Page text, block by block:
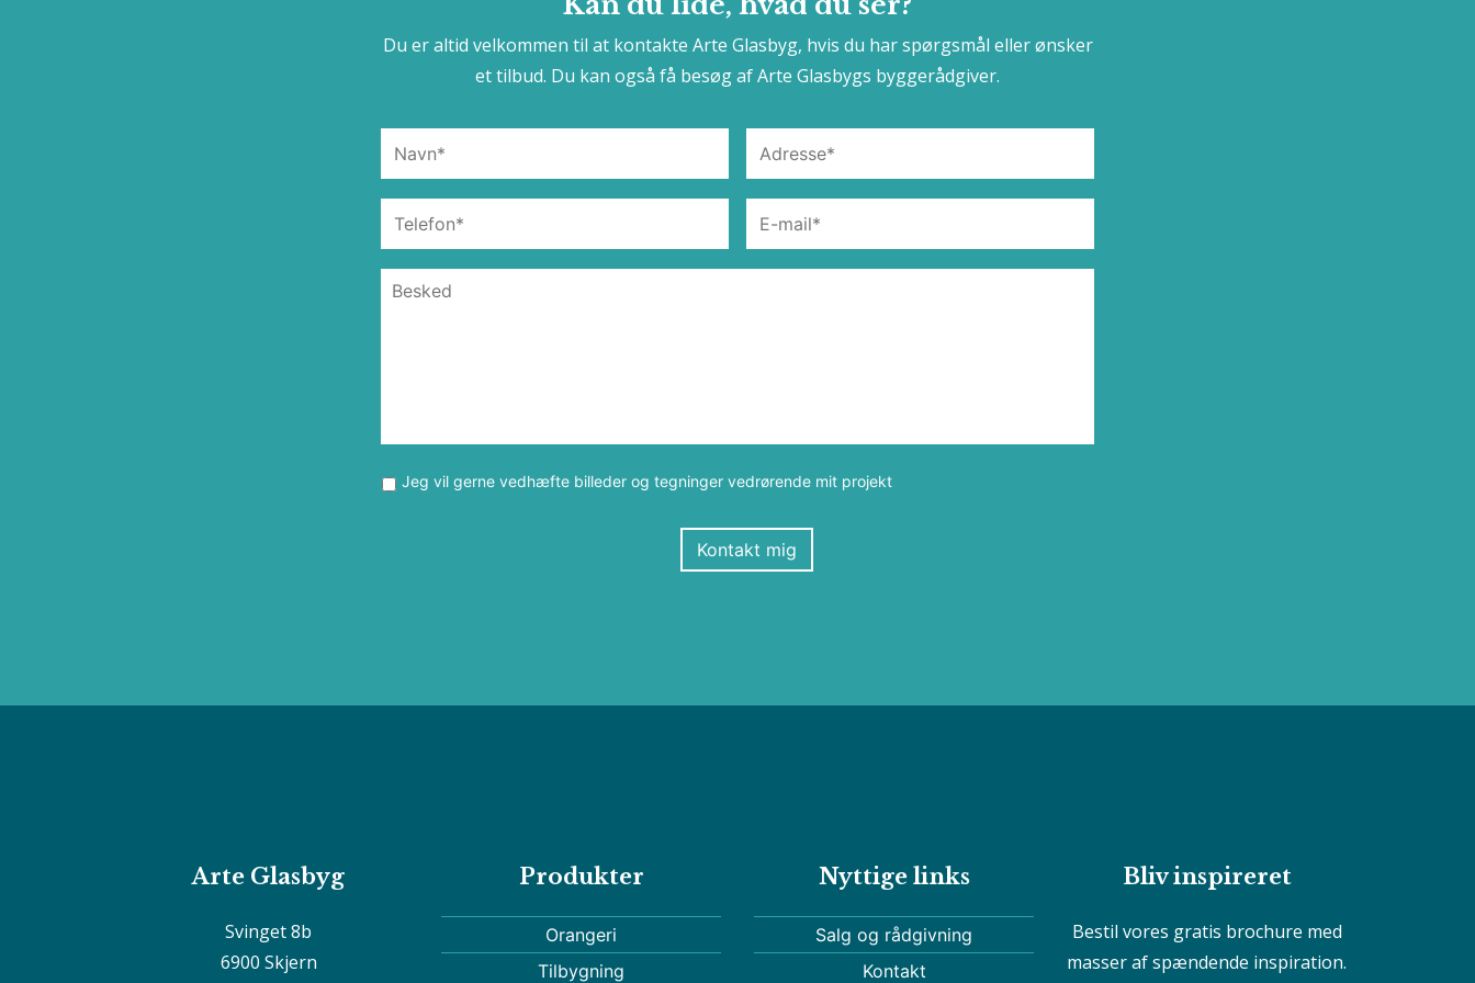
Du er altid velkommen til at kontakte Arte Glasbyg, hvis du har spørgsmål eller ønsker
et tilbud. Du kan også få besøg af Arte Glasbygs byggerådgiver.
Jeg vil gerne vedhæfte billeder og tegninger vedrørende mit projekt
Kontakt mig
Arte Glasbyg
Svinget 8b
6900 Skjern
Produkter
Orangeri
Tilbygning
Nyttige links
Salg og rådgivning
Kontakt
Bliv inspireret
Bestil vores gratis brochure med
masser af spændende inspiration.